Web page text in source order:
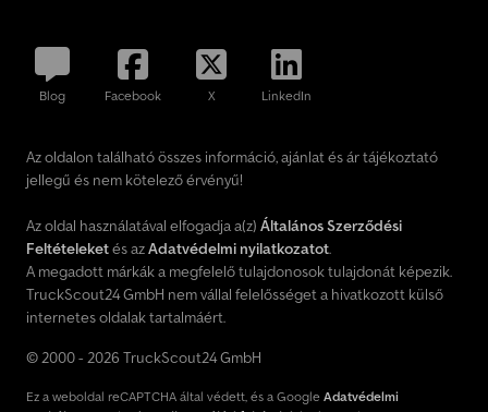
Blog Facebook X LinkedIn
Az oldalon található összes információ, ajánlat és ár tájékoztató
jellegű és nem kötelező érvényű!
Az oldal használatával elfogadja a(z) Általános Szerződési
Feltételeketés azAdatvédelmi nyilatkozatot.
A megadott márkák a megfelelő tulajdonosok tulajdonát képezik.
TruckScout24 GmbH nem vállal felelősséget a hivatkozott külső
internetes oldalak tartalmáért.
© 2000 - 2026 TruckScout24 GmbH
Ez a weboldal reCAPTCHA által védett, és a Google Adatvédelmi